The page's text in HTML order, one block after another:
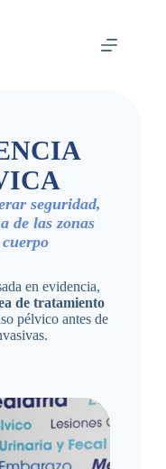
seguridad,
de las zonas
en evidencia,
de tratamiento
pélvico antes de